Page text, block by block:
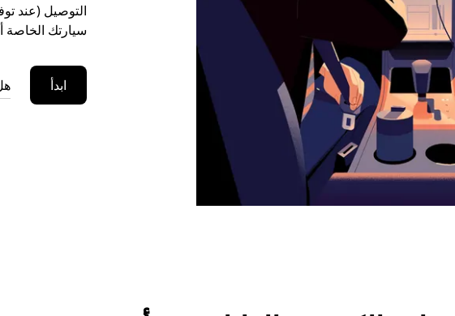
التوصيل (عند
سيارتك الخاصة
ابدأ